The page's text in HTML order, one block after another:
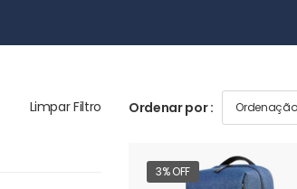
Limpar Filtro Ordenar por :
3% OFF